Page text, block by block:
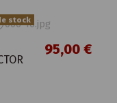
stock
95,00 €